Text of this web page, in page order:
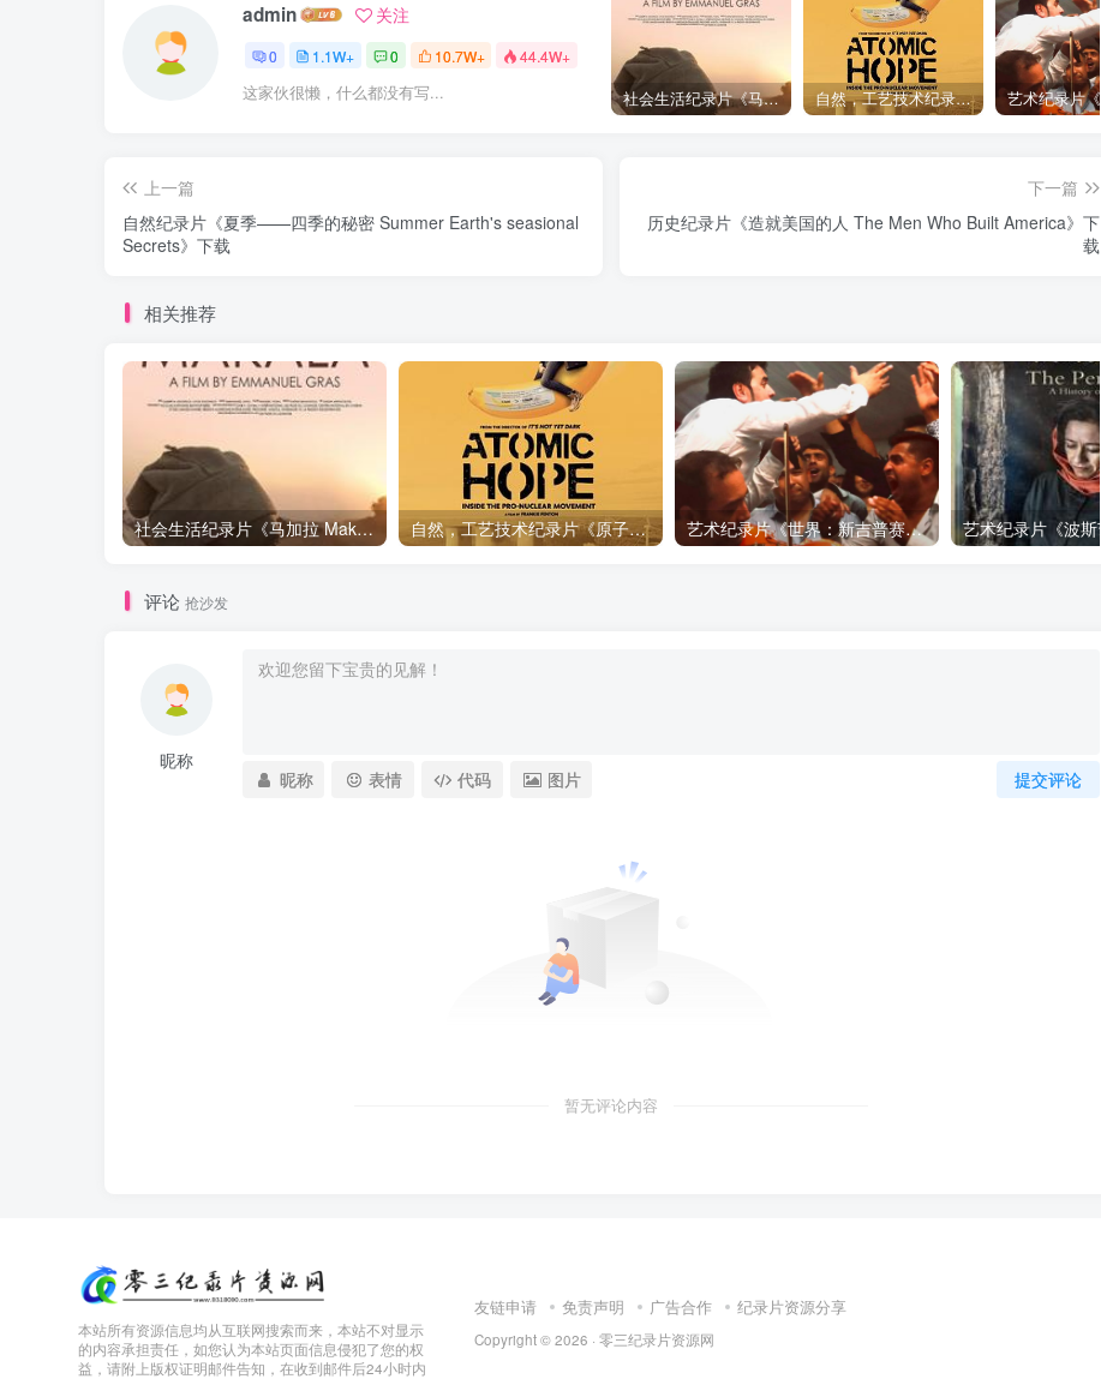
admin 关注
0 1.1W+ 0 10.7W+ 44.4W+
这家伙很懒，什么都没有写... 社会生活纪录片《马加拉 Makala》下载 自然，工艺技术纪录片《原子能的希望 Atomic Hope – Inside the Pro-Nuclear Movement》下载
上一篇
自然纪录片《夏季——四季的秘密 Summer Earth's seasional
Secrets》下载
下一篇
历史纪录片《造就美国的人 The Men Who Built America》下
载
相关推荐
社会生活纪录片《马加拉 Makala》下载 自然，工艺技术纪录片《原子能的希望 Atomic Hope – Inside the Pro-Nuclear Movement》下载 艺术纪录片《世界：新吉普赛之王 This World: The New Gypsy Kings》下载
评论 抢沙发
昵称
提交评论
昵称 表情 代码 图片
暂无评论内容
本站所有资源信息均从互联网搜索而来，本站不对显示
的内容承担责任，如您认为本站页面信息侵犯了您的权
益，请附上版权证明邮件告知，在收到邮件后24小时内
友链申请 免责声明 广告合作 纪录片资源分享
Copyright © 2026 · 零三纪录片资源网